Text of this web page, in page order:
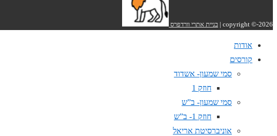
copyright ©-2026 | בניית אתרי וורדפרס
אודות
קורסים
סמי שמעון- אשדוד
חוזק 1
סמי שמעון- ב”ש
חוזק 1- ב”ש
אוניברסיטת אריאל